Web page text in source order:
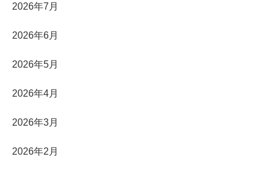
2026年7月
2026年6月
2026年5月
2026年4月
2026年3月
2026年2月